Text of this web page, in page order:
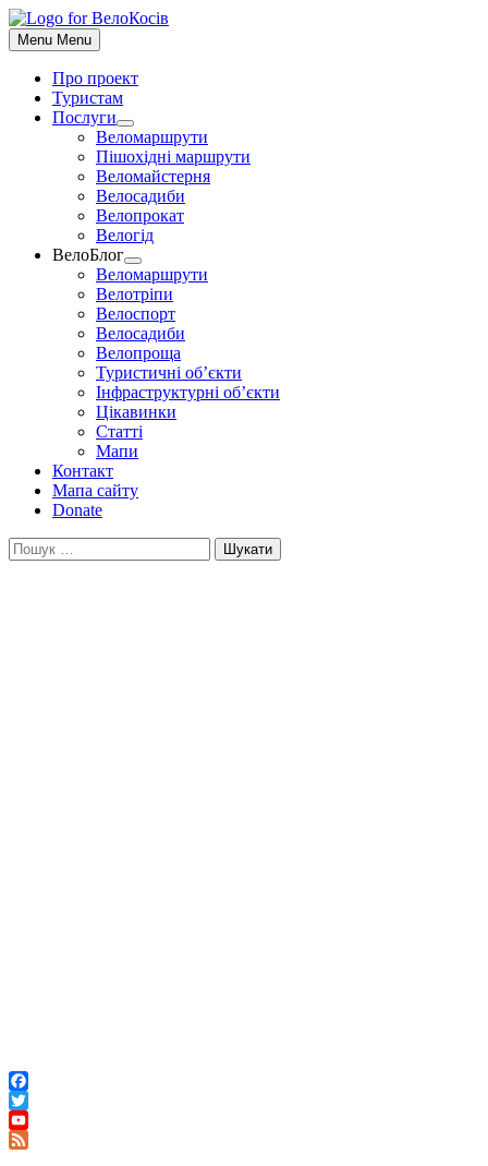
До
контенту
Menu Menu
Про проект
Туристам
Послуги
Show
sub
menu
Веломаршрути
Пішохідні маршрути
Веломайстерня
Велосадиби
Велопрокат
Велогід
ВелоБлог
Show
sub
menu
Веломаршрути
Велотріпи
Велоспорт
Велосадиби
Велопроща
Туристичні об’єкти
Інфраструктурні об’єкти
Цікавинки
Статті
Мапи
Контакт
Мапа сайту
Donate
Пошук:
Facebook
Twitter
YouTube